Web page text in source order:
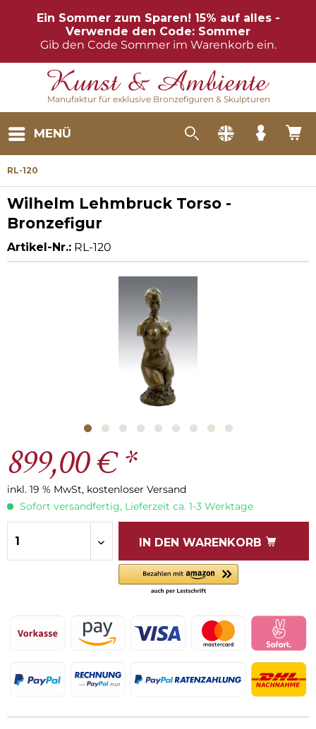
Ein Sommer zum Sparen! 15% auf alles -
Verwende den Code: Sommer
Gib den Code Sommer im Warenkorb ein.
Manufaktur für exklusive Bronzefiguren & Skulpturen
MENÜ
RL-120
Wilhelm Lehmbruck Torso -
Bronzefigur
Artikel-Nr.: RL-120
899,00 € *
inkl. 19 % MwSt, kostenloser Versand
Sofort versandfertig, Lieferzeit ca. 1-3 Werktage
IN DEN WARENKORB